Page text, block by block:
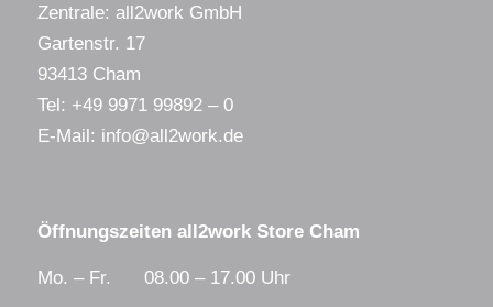
Zentrale: all2work GmbH
Gartenstr. 17
93413 Cham
Tel: +49 9971 99892 – 0
E-Mail: info@all2work.de
Öffnungszeiten all2work Store Cham
Mo. – Fr. 08.00 – 17.00 Uhr